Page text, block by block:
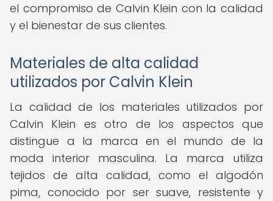
el compromiso de Calvin Klein con la calidad
y el bienestar de sus clientes.
Materiales de alta calidad
utilizados por Calvin Klein
La calidad de los materiales utilizados por
Calvin Klein es otro de los aspectos que
distingue a la marca en el mundo de la
moda interior masculina. La marca utiliza
tejidos de alta calidad, como el algodón
pima, conocido por ser suave, resistente y